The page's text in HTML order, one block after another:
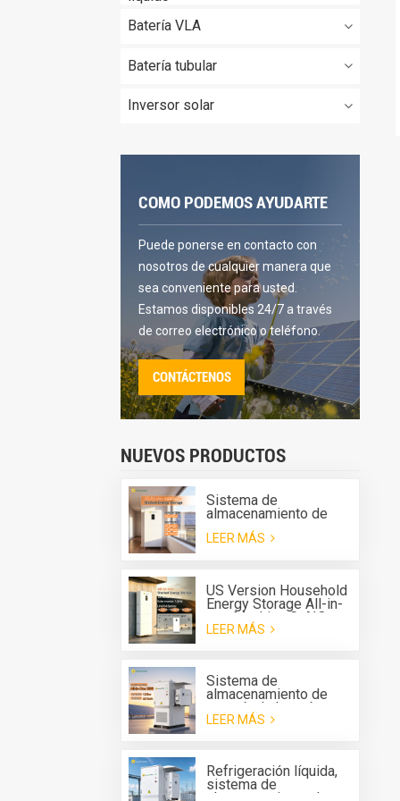
Batería VLA
Batería tubular
Inversor solar
COMO PODEMOS AYUDARTE
Puede ponerse en contacto con
nosotros de cualquier manera que
sea conveniente para usted.
Estamos disponibles 24/7 a través
de correo electrónico o teléfono.
CONTÁCTENOS
NUEVOS PRODUCTOS
Sistema de
almacenamiento de
energía apilable para el
hogar Greensun, todo
LEER MÁS
US Version Household
Energy Storage All-in-
one Machine G-AIO-
200-U7.2K
LEER MÁS
Sistema de
almacenamiento de
energía de batería
(BESS) todo en uno
con refrigeración
líquida.
LEER MÁS
Refrigeración líquida,
sistema de